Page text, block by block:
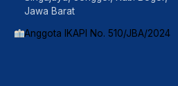
Jawa Barat
Anggota IKAPI No. 510/JBA/2024